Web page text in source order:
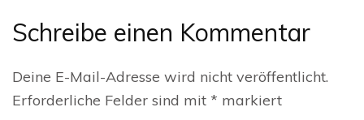
Schreibe einen Kommentar
Deine E-Mail-Adresse wird nicht veröffentlicht.
Erforderliche Felder sind mit * markiert